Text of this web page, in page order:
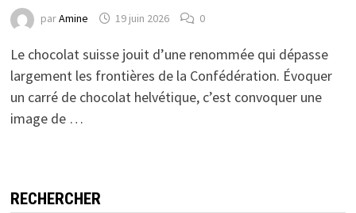
parAmine 19 juin 2026 0
Le chocolat suisse jouit d’une renommée qui dépasse
largement les frontières de la Confédération. Évoquer
un carré de chocolat helvétique, c’est convoquer une
image de …
RECHERCHER